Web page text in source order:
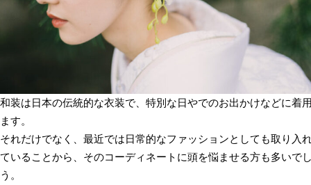
和装は日本の伝統的な衣装で、特別な日やでのお出かけなどに着
ます。
それだけでなく、最近では日常的なファッションとしても取り入
ていることから、そのコーディネートに頭を悩ませる方も多いで
う。